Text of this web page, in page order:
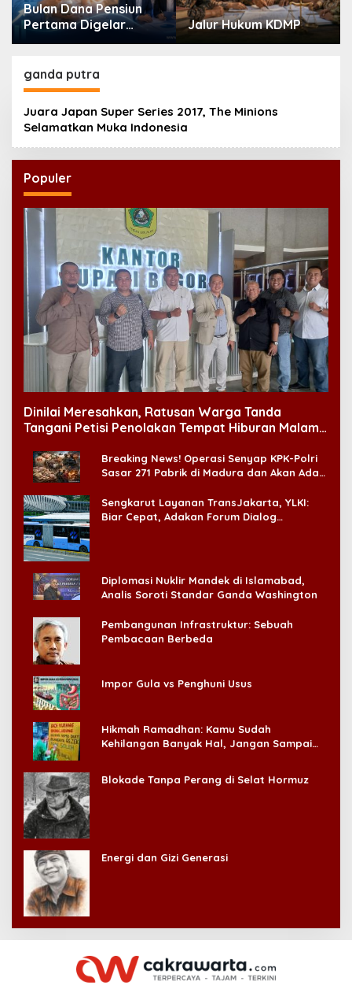
Bulan Dana Pensiun
Pertama Digelar
September, Industri
Pensiun Berkelanjutan
Jalur Hukum KDMP
ganda putra
Juara Japan Super Series 2017, The Minions
Selamatkan Muka Indonesia
Populer
Dinilai Meresahkan, Ratusan Warga Tanda
Tangani Petisi Penolakan Tempat Hiburan Malam
Breaking News! Operasi Senyap KPK-Polri
Sasar 271 Pabrik di Madura dan Akan Ada
Sengkarut Layanan TransJakarta, YLKI:
Biar Cepat, Adakan Forum Dialog
Diplomasi Nuklir Mandek di Islamabad,
Analis Soroti Standar Ganda Washington
Pembangunan Infrastruktur: Sebuah
Pembacaan Berbeda
Impor Gula vs Penghuni Usus
Hikmah Ramadhan: Kamu Sudah
Kehilangan Banyak Hal, Jangan Sampai
Blokade Tanpa Perang di Selat Hormuz
Energi dan Gizi Generasi